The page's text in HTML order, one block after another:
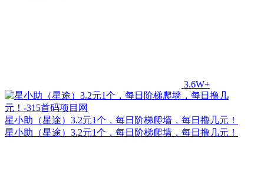
3.6W+
星小助（星途）3.2元1个，每日阶梯爬墙，每日撸几元！
星小助（星途）3.2元1个，每日阶梯爬墙，每日撸几元！